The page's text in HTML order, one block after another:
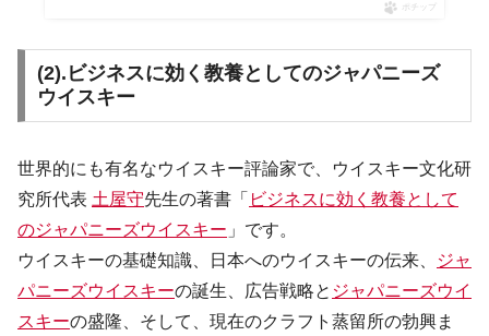
ポチップ
(2).ビジネスに効く教養としてのジャパニーズ
ウイスキー
世界的にも有名なウイスキー評論家で、ウイスキー文化研
究所代表 土屋守先生の著書「 ビジネスに効く教養として
のジャパニーズウイスキー 」です。
ウイスキーの基礎知識、日本へのウイスキーの伝来、
ジャ
パニーズウイスキーの誕生、広告戦略と ジャパニーズウイ
スキーの盛隆、そして、現在のクラフト蒸留所の勃興ま